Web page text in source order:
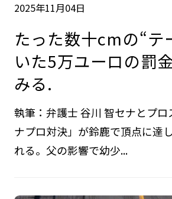
2025年11月04日
たった数十cmの“テ
いた5万ユーロの
みる.
執筆：弁護士 谷川 智セナとプロ
ナプロ対決」が鈴鹿で頂点に達
れる。父の影響で幼少...